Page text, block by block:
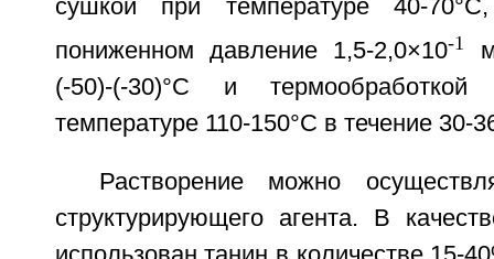
сушкой при температуре 40-
пониженном давление 1,5-2,0×10-1
(-50)-(-30)°С и
температуре 110-150°С в течение 30-
Растворение можно
структурирующего агента. В